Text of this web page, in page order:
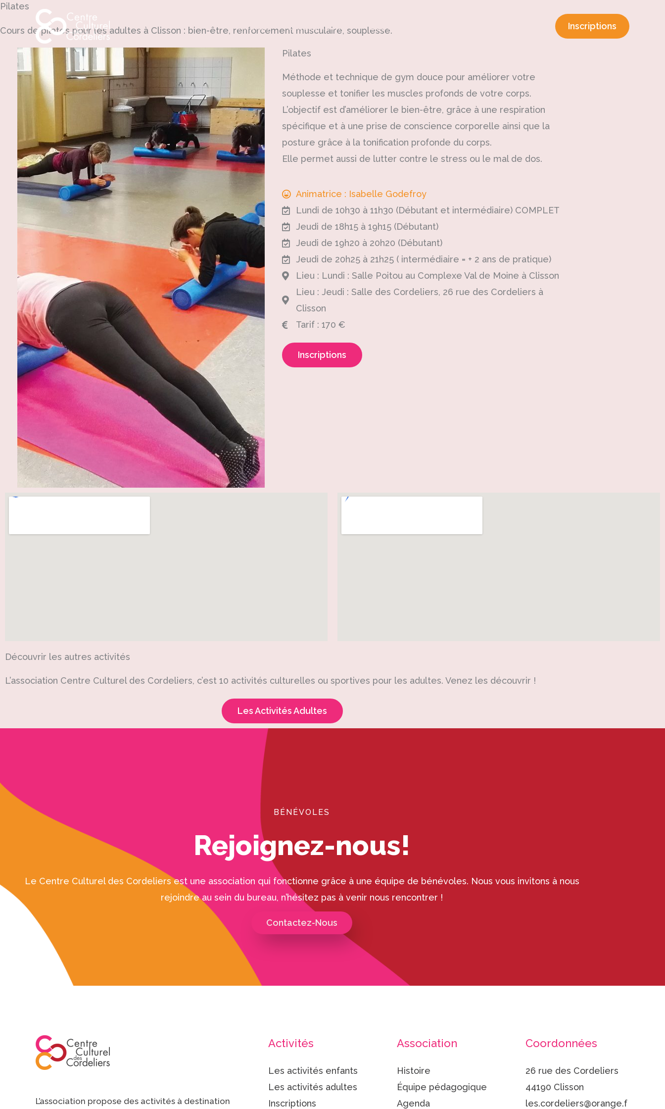
Aller
Accueil L’association Les activités Inscriptions
Pilates
Cours de pilates pour les adultes à Clisson : bien-être, renforcement musculaire, souplesse.
Pilates
Méthode et technique de gym douce pour améliorer votre
souplesse et tonifier les muscles profonds de votre corps.
L’objectif est d’améliorer le bien-être, grâce à une respiration
spécifique et à une prise de conscience corporelle ainsi que la
posture grâce à la tonification profonde du corps.
Elle permet aussi de lutter contre le stress ou le mal de dos.
Animatrice : Isabelle Godefroy
Lundi de 10h30 à 11h30 (Débutant et intermédiaire) COMPLET
Jeudi de 18h15 à 19h15 (Débutant)
Jeudi de 19h20 à 20h20 (Débutant)
Jeudi de 20h25 à 21h25 ( intermédiaire = + 2 ans de pratique)
Lieu : Lundi : Salle Poitou au Complexe Val de Moine à Clisson
Lieu : Jeudi : Salle des Cordeliers, 26 rue des Cordeliers à
Clisson
Tarif : 170 €
Inscriptions
Découvrir les autres activités
L’association Centre Culturel des Cordeliers, c’est 10 activités culturelles ou sportives pour les adultes. Venez les découvrir !
Les Activités Adultes
BÉNÉVOLES
Rejoignez-nous!
Le Centre Culturel des Cordeliers est une association qui fonctionne grâce à une équipe de bénévoles. Nous vous invitons à nous
rejoindre au sein du bureau, n’hésitez pas à venir nous rencontrer !
Contactez-Nous
L’association propose des activités à destination
Activités
Les activités enfants
Les activités adultes
Inscriptions
Association
Histoire
Équipe pédagogique
Agenda
Coordonnées
26 rue des Cordeliers
44190 Clisson
les.cordeliers@orange.f